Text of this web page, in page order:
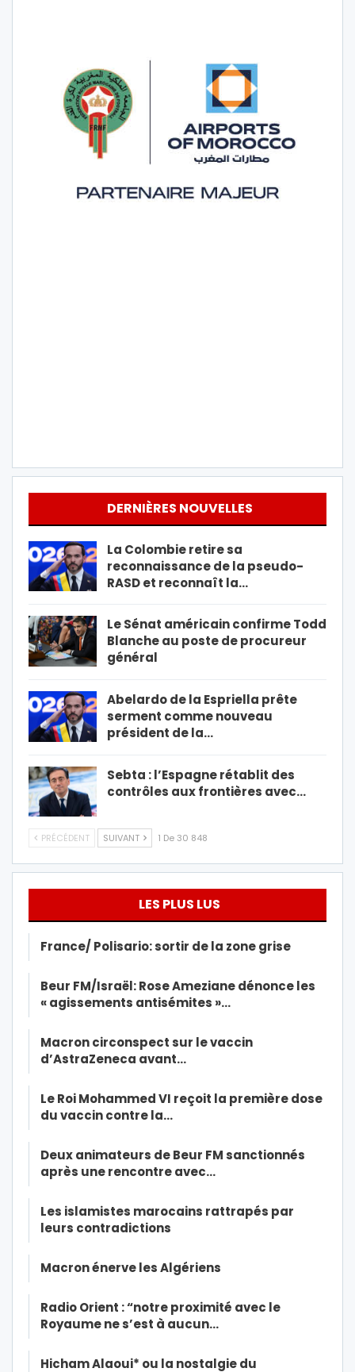
DERNIÈRES NOUVELLES
La Colombie retire sa
reconnaissance de la pseudo-
RASD et reconnaît la…
Le Sénat américain confirme Todd
Blanche au poste de procureur
général
Abelardo de la Espriella prête
serment comme nouveau
président de la…
Sebta : l’Espagne rétablit des
contrôles aux frontières avec…
PRÉCÉDENT SUIVANT 1 De 30 848
LES PLUS LUS
France/ Polisario: sortir de la zone grise
Beur FM/Israël: Rose Ameziane dénonce les
« agissements antisémites »…
Macron circonspect sur le vaccin
d’AstraZeneca avant…
Le Roi Mohammed VI reçoit la première dose
du vaccin contre la…
Deux animateurs de Beur FM sanctionnés
après une rencontre avec…
Les islamistes marocains rattrapés par
leurs contradictions
Macron énerve les Algériens
Radio Orient : “notre proximité avec le
Royaume ne s’est à aucun…
Hicham Alaoui* ou la nostalgie du